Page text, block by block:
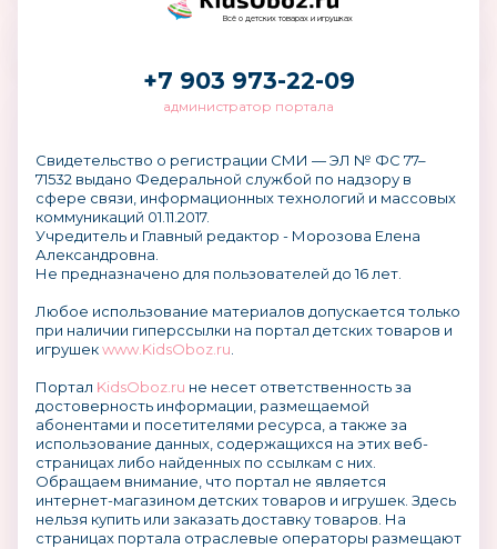
Всё о детских товарах и игрушках
+7 903 973-22-09
администратор портала
Свидетельство о регистрации СМИ — ЭЛ № ФС 77–
71532 выдано Федеральной службой по надзору в
сфере связи, информационных технологий и массовых
коммуникаций 01.11.2017.
Учредитель и Главный редактор - Морозова Елена
Александровна.
Не предназначено для пользователей до 16 лет.
Любое использование материалов допускается только
при наличии гиперссылки на портал детских товаров и
игрушекwww.KidsOboz.ru
Портал KidsOboz.ru не несет ответственность за
достоверность информации, размещаемой
абонентами и посетителями ресурса, а также за
использование данных, содержащихся на этих веб-
страницах либо найденных по ссылкам с них.
Обращаем внимание, что портал не является
интернет-магазином детских товаров и игрушек. Здесь
нельзя купить или заказать доставку товаров. На
страницах портала отраслевые операторы размещают